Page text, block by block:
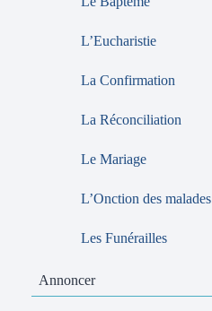
L’Eucharistie
La Confirmation
La Réconciliation
Le Mariage
L’Onction des malades
Les Funérailles
Annoncer